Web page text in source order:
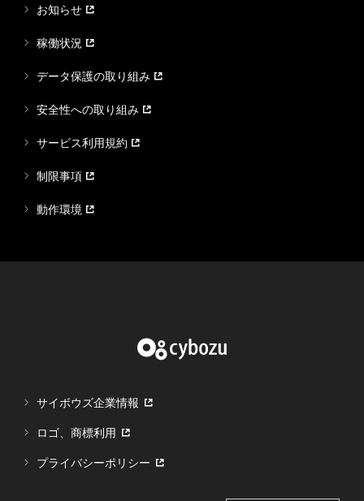
お知らせ
稼働状況
データ保護の取り組み
安全性への取り組み
サービス利用規約
制限事項
動作環境
サイボウズ企業情報
ロゴ、商標利用
プライバシーポリシー